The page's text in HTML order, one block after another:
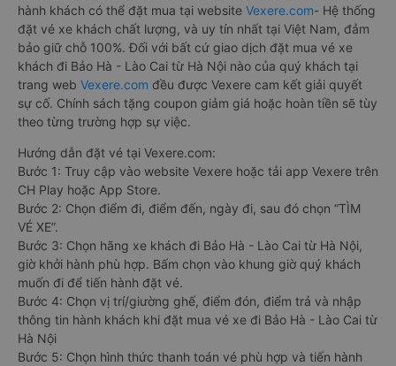
hành khách có thể đặt mua tại website Vexere.com- Hệ thống
đặt vé xe khách chất lượng, và uy tín nhất tại Việt Nam, đảm
bảo giữ chỗ 100%. Đối với bất cứ giao dịch đặt mua vé xe
khách đi Bảo Hà - Lào Cai từ Hà Nội nào của quý khách tại
trang web Vexere.com đều được Vexere cam kết giải quyết
sự cố. Chính sách tặng coupon giảm giá hoặc hoàn tiền sẽ tùy
theo từng trường hợp sự việc.
Hướng dẫn đặt vé tại Vexere.com:
Bước 1: Truy cập vào website Vexere hoặc tải app Vexere trên
CH Play hoặc App Store.
Bước 2: Chọn điểm đi, điểm đến, ngày đi, sau đó chọn “TÌM
VÉ XE”.
Bước 3: Chọn hãng xe khách đi Bảo Hà - Lào Cai từ Hà Nội,
giờ khởi hành phù hợp. Bấm chọn vào khung giờ quý khách
muốn đi để tiến hành đặt vé.
Bước 4: Chọn vị trí/giường ghế, điểm đón, điểm trả và nhập
thông tin hành khách khi đặt mua vé xe đi Bảo Hà - Lào Cai từ
Hà Nội
Bước 5: Chọn hình thức thanh toán vé phù hợp và tiến hành